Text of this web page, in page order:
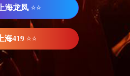
上海龙凤 ⭐⭐
上海419 ⭐⭐